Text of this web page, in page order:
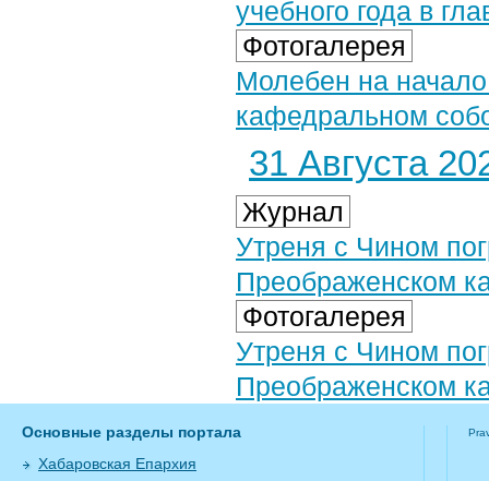
учебного года в
Фотогалерея
Молебен на
кафедральном
31 Августа
Журнал
Утреня с Чином
Преображенском
Фотогалерея
Утреня с Чином
Преображенском
Основные разделы портала
Хабаровская Епархия